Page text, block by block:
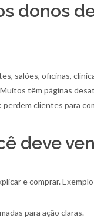
donos
salões, oficinas,
têm páginas
clientes para
deve
e comprar.
para ação claras.